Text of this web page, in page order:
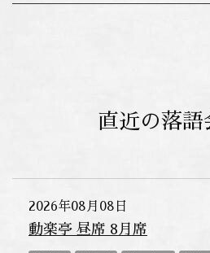
直近の落語
2026年08月08日
動楽亭 昼席 8月席